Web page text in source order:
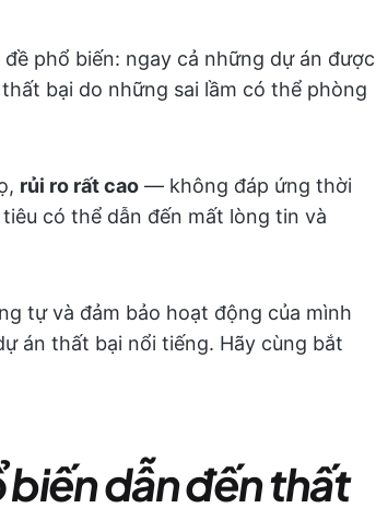
phổ biến: ngay cả những dự án được
bại do những sai lầm có thể phòng
rủi ro rất cao — không đáp ứng thời
có thể dẫn đến mất lòng tin và
tự và đảm bảo hoạt động của mình
án thất bại nổi tiếng. Hãy cùng bắt
dẫn đến thất